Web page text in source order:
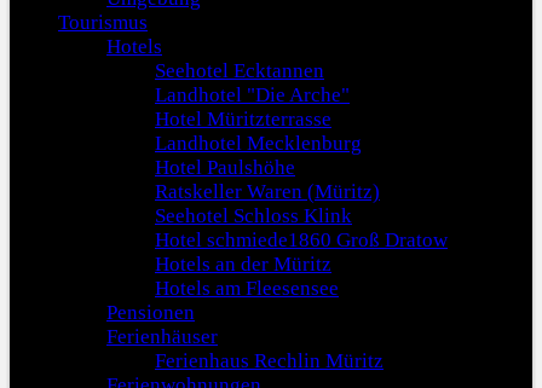
Tourismus
Hotels
Seehotel Ecktannen
Landhotel "Die Arche"
Hotel Müritzterrasse
Landhotel Mecklenburg
Hotel Paulshöhe
Ratskeller Waren (Müritz)
Seehotel Schloss Klink
Hotel schmiede1860 Groß Dratow
Hotels an der Müritz
Hotels am Fleesensee
Pensionen
Ferienhäuser
Ferienhaus Rechlin Müritz